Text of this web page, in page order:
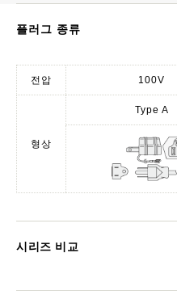
플러그 종류
전압 100V
형상
Type A
시리즈 비교